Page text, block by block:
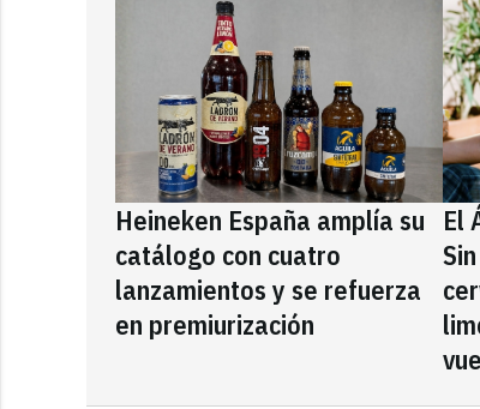
Heineken España amplía su
catálogo con cuatro
lanzamientos y se refuerza
en premiurización
El